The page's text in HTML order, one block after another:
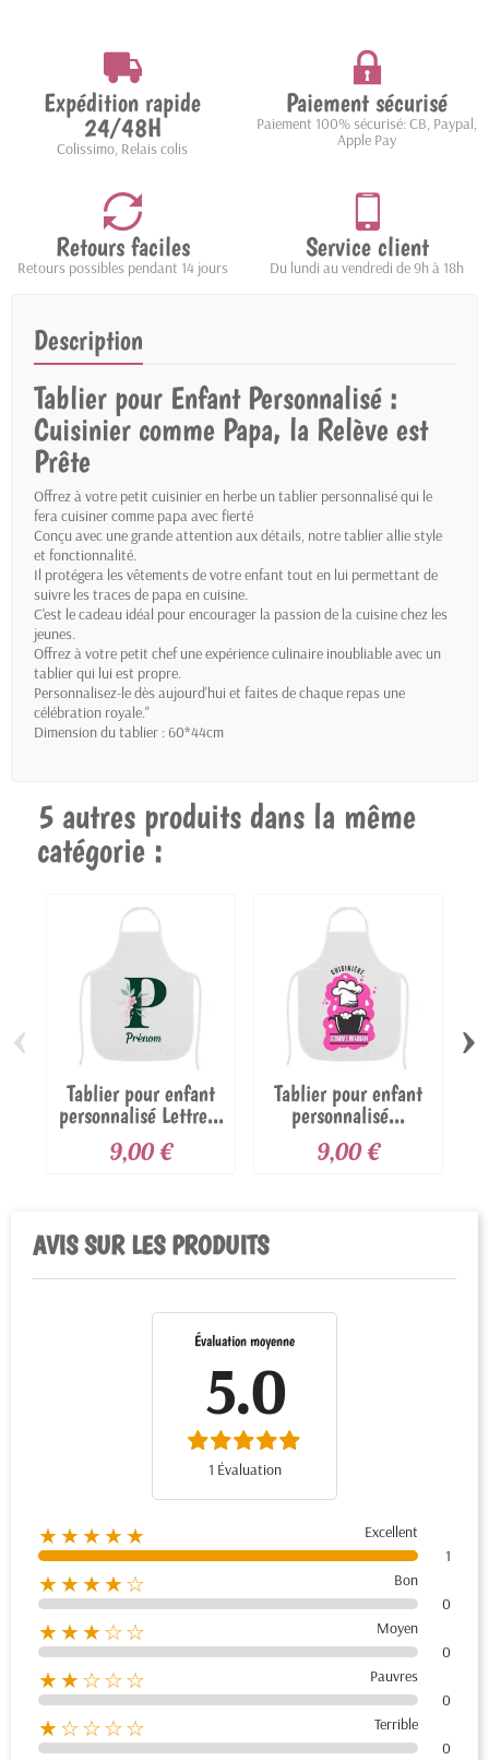
Expédition rapide
24/48H
Colissimo, Relais colis
Paiement sécurisé
Paiement 100% sécurisé: CB, Paypal,
Apple Pay
Retours faciles
Retours possibles pendant 14 jours
Service client
Du lundi au vendredi de 9h à 18h
Description
Tablier pour Enfant Personnalisé :
Cuisinier comme Papa, la Relève est
Prête
Offrez à votre petit cuisinier en herbe un tablier personnalisé qui le
fera cuisiner comme papa avec fierté
Conçu avec une grande attention aux détails, notre tablier allie style
et fonctionnalité.
Il protégera les vêtements de votre enfant tout en lui permettant de
suivre les traces de papa en cuisine.
C'est le cadeau idéal pour encourager la passion de la cuisine chez les
jeunes.
Offrez à votre petit chef une expérience culinaire inoubliable avec un
tablier qui lui est propre.
Personnalisez-le dès aujourd'hui et faites de chaque repas une
célébration royale."
Dimension du tablier : 60*44cm
5 autres produits dans la même
catégorie :
Tablier pour enfant
personnalisé Lettre...
9,00 €
Tablier pour enfant
personnalisé...
9,00 €
‹ ›
AVIS SUR LES PRODUITS
Évaluation moyenne
5.0
1 Évaluation
★★★★★
Excellent
1
★★★★☆
Bon
0
★★★☆☆
Moyen
0
★★☆☆☆
Pauvres
0
★☆☆☆☆
Terrible
0